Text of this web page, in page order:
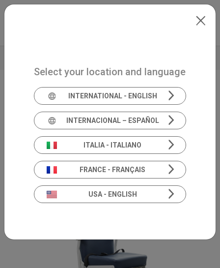
Skip to main content
Silla giratoria
SYNAPSYS
MED4
Select your location and language
INTERNATIONAL - ENGLISH
INTERNACIONAL – ESPAÑOL
ITALIA - ITALIANO
FRANCE - FRANÇAIS
USA - ENGLISH